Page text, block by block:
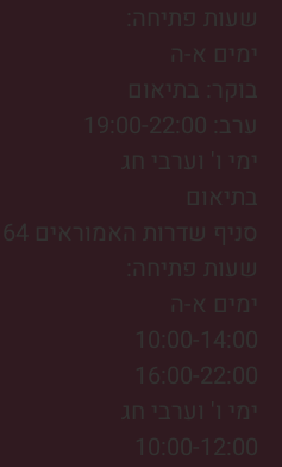
שעות פתיחה:
ימים א-ה
בוקר: בתיאום
ערב: 19:00-22:00
ימי ו' וערבי חג
בתיאום
סניף שדרות האמוראים 64 רמת בית שמש ד'
שעות פתיחה:
ימים א-ה
10:00-14:00
16:00-22:00
ימי ו' וערבי חג
10:00-12:00